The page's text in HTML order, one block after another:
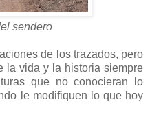
sendero
de los trazados, pero
la vida y la historia siempre
que no conocieran lo
le modifiquen lo que hoy